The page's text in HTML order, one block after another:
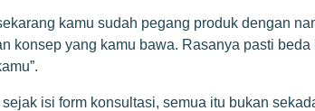
kamu sudah pegang produk dengan
konsep yang kamu bawa. Rasanya pasti
isi form konsultasi, semua itu bukan